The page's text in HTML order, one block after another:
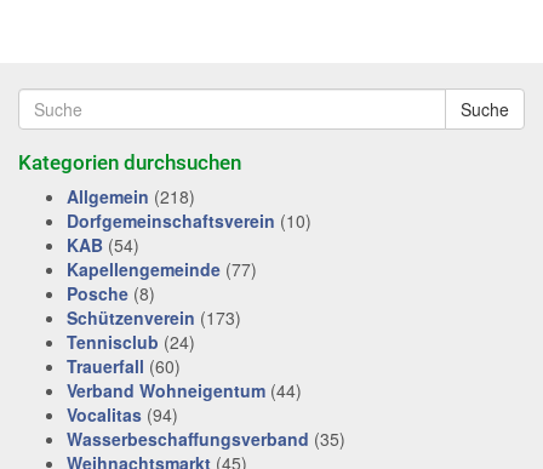
Suche
Kategorien durchsuchen
Allgemein (218)
Dorfgemeinschaftsverein (10)
KAB (54)
Kapellengemeinde (77)
Posche (8)
Schützenverein (173)
Tennisclub (24)
Trauerfall (60)
Verband Wohneigentum (44)
Vocalitas (94)
Wasserbeschaffungsverband (35)
Weihnachtsmarkt (45)